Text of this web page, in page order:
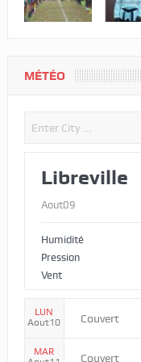
MÉTÉO
Libreville
Aout09
Humidité
Pression
Vent
LUN
Aout10
Couvert
MAR
Couvert